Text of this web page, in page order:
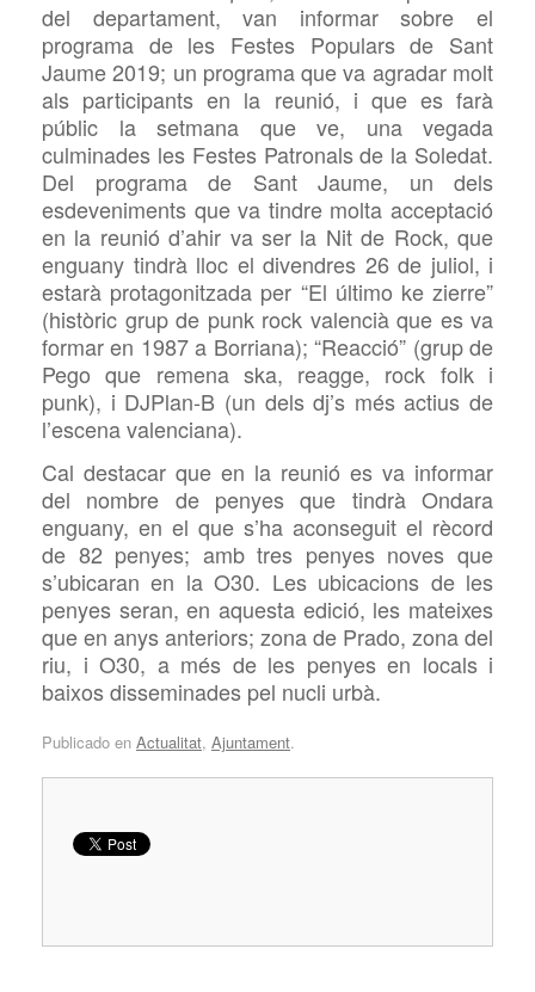
del departament, van informar sobre el
programa de les Festes Populars de Sant
Jaume 2019; un programa que va agradar molt
als participants en la reunió, i que es farà
públic la setmana que ve, una vegada
culminades les Festes Patronals de la Soledat.
Del programa de Sant Jaume, un dels
esdeveniments que va tindre molta acceptació
en la reunió d’ahir va ser la Nit de Rock, que
enguany tindrà lloc el divendres 26 de juliol, i
estarà protagonitzada per “El último ke zierre”
(històric grup de punk rock valencià que es va
formar en 1987 a Borriana); “Reacció” (grup de
Pego que remena ska, reagge, rock folk i
punk), i DJPlan-B (un dels dj’s més actius de
l’escena valenciana).
Cal destacar que en la reunió es va informar
del nombre de penyes que tindrà Ondara
enguany, en el que s’ha aconseguit el rècord
de 82 penyes; amb tres penyes noves que
s’ubicaran en la O30. Les ubicacions de les
penyes seran, en aquesta edició, les mateixes
que en anys anteriors; zona de Prado, zona del
riu, i O30, a més de les penyes en locals i
baixos disseminades pel nucli urbà.
Publicado en Actualitat, Ajuntament.